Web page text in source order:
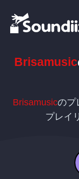
Brisamusic
Brisamusicのプ
プレイ